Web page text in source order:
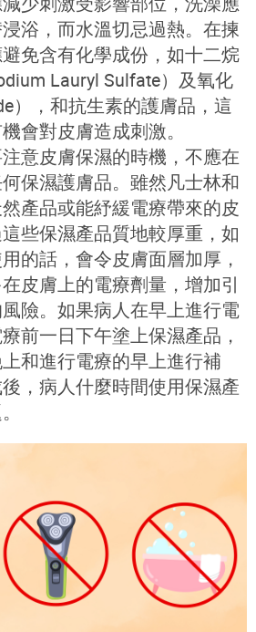
浴，而水溫切忌過熱。在揀
免含有化學成份，如十二烷
Lauryl Sulfate）及氧化
），和抗生素的護膚品，這
會對皮膚造成刺激。
意皮膚保濕的時機，不應在
保濕護膚品。雖然凡士林和
產品或能紓緩電療帶來的皮
些保濕產品質地較厚重，如
的話，會令皮膚面層加厚，
皮膚上的電療劑量，增加引
險。如果病人在早上進行電
前一日下午塗上保濕產品，
和進行電療的早上進行補
，病人什麼時間使用保濕產